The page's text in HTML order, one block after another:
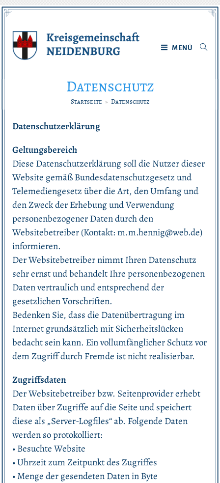
Zum
Inhalt
MENÜ
Datenschutz
Startseite » Datenschutz
Datenschutzerklärung
Geltungsbereich
Diese Datenschutzerklärung soll die Nutzer dieser
Website gemäß Bundesdatenschutzgesetz und
Telemediengesetz über die Art, den Umfang und
den Zweck der Erhebung und Verwendung
personenbezogener Daten durch den
Websitebetreiber (Kontakt: m.m.hennig@web.de)
informieren.
Der Websitebetreiber nimmt Ihren Datenschutz
sehr ernst und behandelt Ihre personenbezogenen
Daten vertraulich und entsprechend der
gesetzlichen Vorschriften.
Bedenken Sie, dass die Datenübertragung im
Internet grundsätzlich mit Sicherheitslücken
bedacht sein kann. Ein vollumfänglicher Schutz vor
dem Zugriff durch Fremde ist nicht realisierbar.
Zugriffsdaten
Der Websitebetreiber bzw. Seitenprovider erhebt
Daten über Zugriffe auf die Seite und speichert
diese als „Server-Logfiles“ ab. Folgende Daten
werden so protokolliert:
• Besuchte Website
• Uhrzeit zum Zeitpunkt des Zugriffes
• Menge der gesendeten Daten in Byte